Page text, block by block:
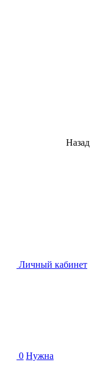
Назад
Личный кабинет
0 Нужна